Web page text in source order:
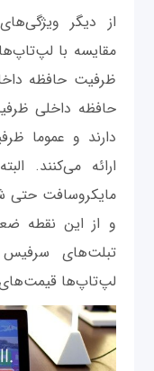
از دیگر
مقایسه با
ظرفیت حافظه
حافظه داخلی
مایکروسافت حتی
و از این نقطه
تبلت‌های سرفیس
لپ‌تاپ‌ها قیمت‌های